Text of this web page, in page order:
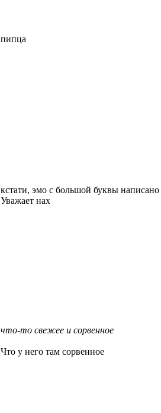
пипца
кстати, эмо с большой буквы написано
Уважает нах
что-то свежее и сорвенное
Что у него там сорвенное